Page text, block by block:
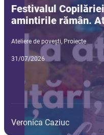
Festivalul
amintirile rămân.
Ateliere de povești, Proiecte
31/07/2026
Veronica Caziuc